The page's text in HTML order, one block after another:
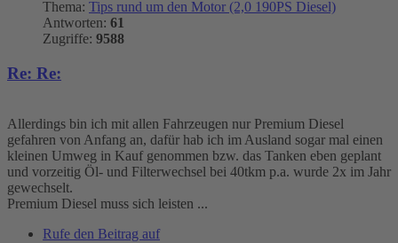
Thema: Tips rund um den Motor (2,0 190PS Diesel)
Antworten: 61
Zugriffe: 9588
Re: Re:
Allerdings bin ich mit allen Fahrzeugen nur Premium Diesel
gefahren von Anfang an, dafür hab ich im Ausland sogar mal einen
kleinen Umweg in Kauf genommen bzw. das Tanken eben geplant
und vorzeitig Öl- und Filterwechsel bei 40tkm p.a. wurde 2x im Jahr
gewechselt.
Premium Diesel muss sich leisten ...
Rufe den Beitrag auf